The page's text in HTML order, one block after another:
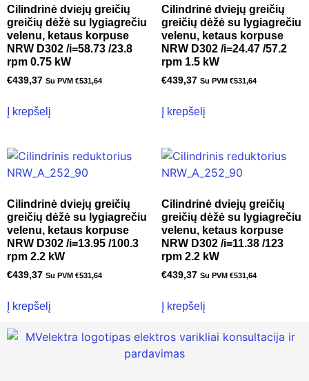
Cilindrinė dviejų greičių
greičių dėžė su lygiagrečiu
velenu, ketaus korpuse
NRW D302 /i=58.73 /23.8
rpm 0.75 kW
€439,37 Su PVM €531,64
Į krepšelį
Cilindrinė dviejų greičių
greičių dėžė su lygiagrečiu
velenu, ketaus korpuse
NRW D302 /i=24.47 /57.2
rpm 1.5 kW
€439,37 Su PVM €531,64
Į krepšelį
Cilindrinė dviejų greičių
greičių dėžė su lygiagrečiu
velenu, ketaus korpuse
NRW D302 /i=13.95 /100.3
rpm 2.2 kW
€439,37 Su PVM €531,64
Į krepšelį
Cilindrinė dviejų greičių
greičių dėžė su lygiagrečiu
velenu, ketaus korpuse
NRW D302 /i=11.38 /123
rpm 2.2 kW
€439,37 Su PVM €531,64
Į krepšelį